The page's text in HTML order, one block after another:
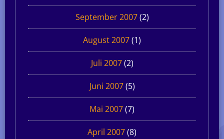
September 2007(2)
August 2007(1)
Juli 2007(2)
Juni 2007(5)
Mai 2007(7)
April 2007(8)